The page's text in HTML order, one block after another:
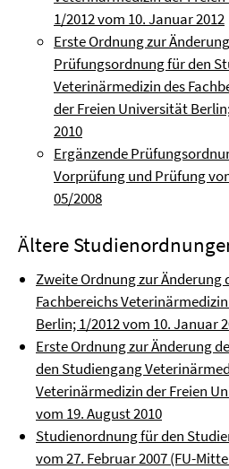
1/2012 vom 10. Januar 2012
Erste Ordnung zur
Prüfungsordnung für den
Veterinärmedizin des
der Freien Universität
2010
Ergänzende
Vorprüfung und Prüfung
05/2008
Ältere
Zweite Ordnung zur Änderung
Fachbereichs
Berlin; 1/2012 vom 10. Januar
Erste Ordnung zur Änderung
den Studiengang
Veterinärmedizin der Freien
vom 19. August 2010
Studienordnung für den
vom 27. Februar 2007 (FU-